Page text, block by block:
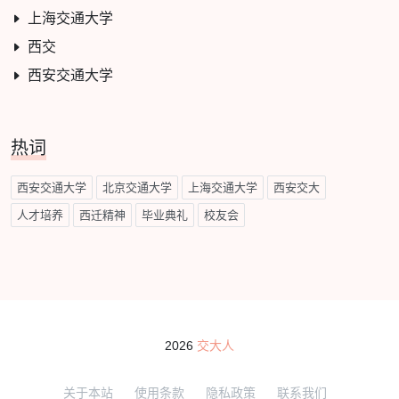
上海交通大学
西交
西安交通大学
热词
西安交通大学 北京交通大学 上海交通大学 西安交大
人才培养 西迁精神 毕业典礼 校友会
2026 交大人
关于本站 使用条款 隐私政策 联系我们